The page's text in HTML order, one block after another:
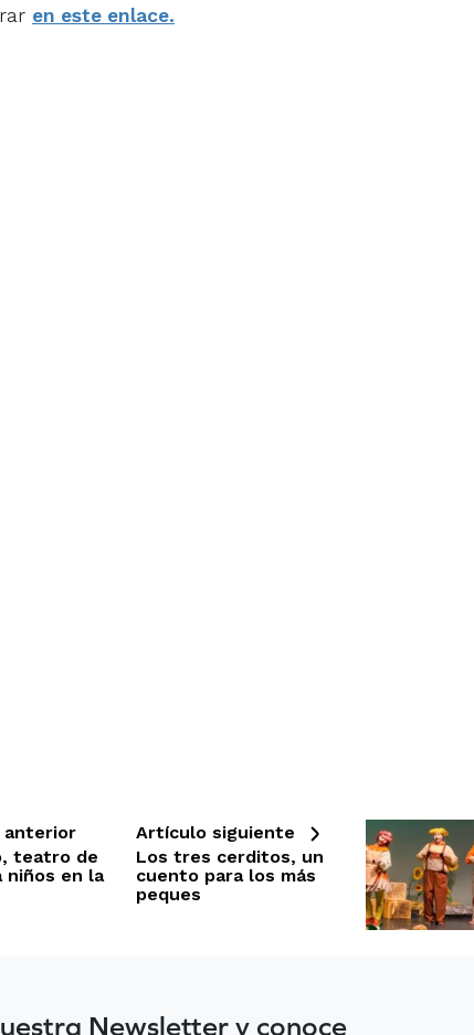
en este enlace.
teatro de
en la
Artículo siguiente
Los tres cerditos, un
cuento para los más
peques
Newsletter y conoce